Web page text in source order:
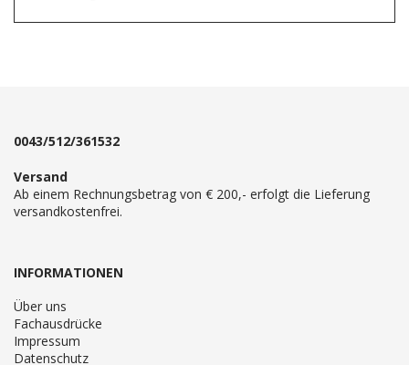
0043/512/361532
Versand
Ab einem Rechnungsbetrag von € 200,- erfolgt die Lieferung
versandkostenfrei.
INFORMATIONEN
Über uns
Fachausdrücke
Impressum
Datenschutz